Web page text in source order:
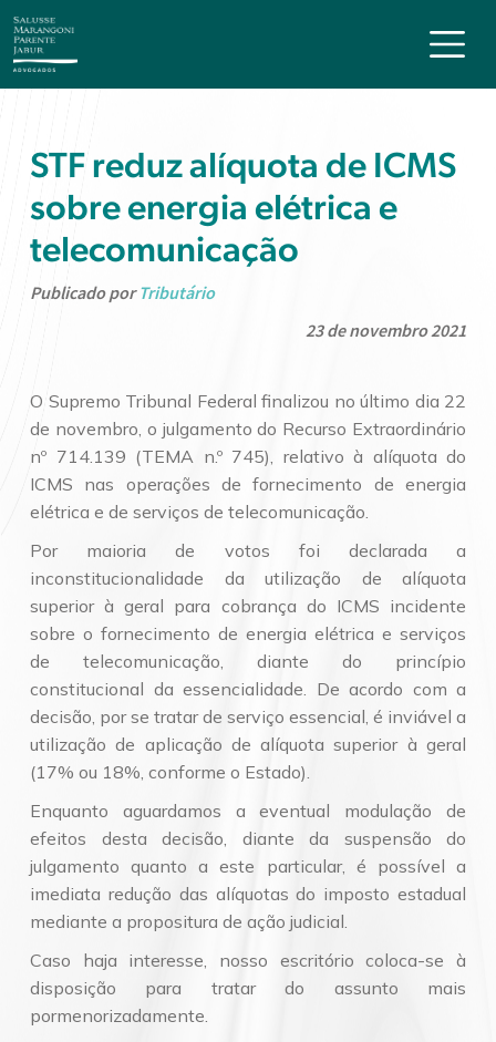
STF reduz alíquota de ICMS
sobre energia elétrica e
telecomunicação
Publicado porTributário
23 de novembro 2021
O Supremo Tribunal Federal finalizou no último dia 22
de novembro, o julgamento do Recurso Extraordinário
nº 714.139 (TEMA n.º 745), relativo à alíquota do
ICMS nas operações de fornecimento de energia
elétrica e de serviços de telecomunicação.
Por maioria de votos foi declarada a
inconstitucionalidade da utilização de alíquota
superior à geral para cobrança do ICMS incidente
sobre o fornecimento de energia elétrica e serviços
de telecomunicação, diante do princípio
constitucional da essencialidade. De acordo com a
decisão, por se tratar de serviço essencial, é inviável a
utilização de aplicação de alíquota superior à geral
(17% ou 18%, conforme o Estado).
Enquanto aguardamos a eventual modulação de
efeitos desta decisão, diante da suspensão do
julgamento quanto a este particular, é possível a
imediata redução das alíquotas do imposto estadual
mediante a propositura de ação judicial.
Caso haja interesse, nosso escritório coloca-se à
disposição para tratar do assunto mais
pormenorizadamente.